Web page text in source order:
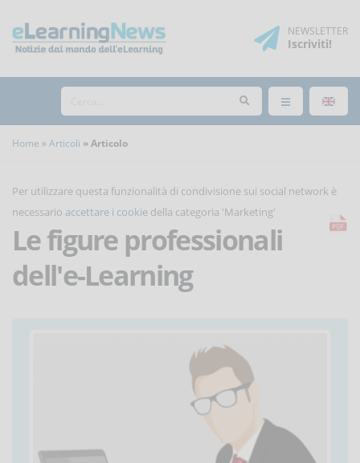
NEWSLETTER
Iscriviti!
Home Articoli Articolo
Per utilizzare questa funzionalità di condivisione sui social network è
necessario accettare i cookie della categoria 'Marketing'
Le figure professionali
dell'e-Learning